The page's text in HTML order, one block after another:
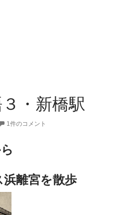
・新橋駅
1件のコメント
離宮を散歩